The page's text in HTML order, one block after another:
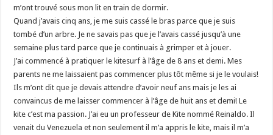
m’ont trouvé sous mon lit en train de dormir.
Quand j’avais cinq ans, je me suis cassé le bras parce que je suis
tombé d’un arbre. Je ne savais pas que je l’avais cassé jusqu’à une
semaine plus tard parce que je continuais à grimper et à jouer.
J’ai commencé à pratiquer le kitesurf à l’âge de 8 ans et demi. Mes
parents ne me laissaient pas commencer plus tôt même si je le voulais!
Ils m’ont dit que je devais attendre d’avoir neuf ans mais je les ai
convaincus de me laisser commencer à l’âge de huit ans et demi! Le
kite c’est ma passion. J’ai eu un professeur de Kite nommé Reinaldo. Il
venait du Venezuela et non seulement il m’a appris le kite, mais il m’a